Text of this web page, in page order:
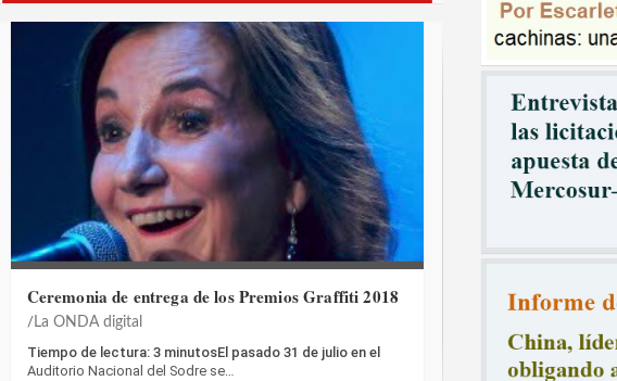
Ceremonia de entrega de los Premios Graffiti 2018
La ONDA digital
Tiempo de lectura: 3 minutosEl pasado 31 de julio en el
Auditorio Nacional del Sodre se…